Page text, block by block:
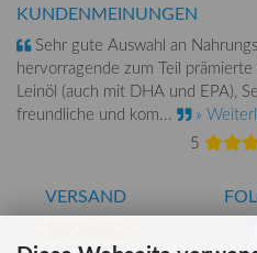
KUNDENMEINUNGEN
Sehr gute Auswahl an
hervorragende zum Teil
Leinöl (auch mit DHA und EPA),
freundliche und kom...
»
5
VERSAND